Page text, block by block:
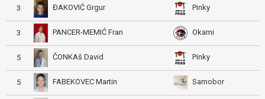
3
ĐAKOVIĆ Grgur Pinky
3 PANCER-MEMIĆ Fran Okami
5 ČONKAš David Pinky
5 FABEKOVEC Martin Samobor